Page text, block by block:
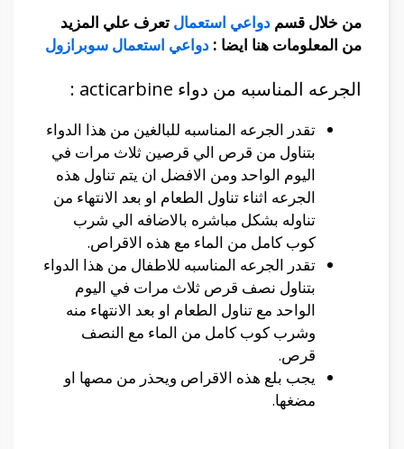
من خلال قسم دواعي استعمال تعرف علي المزيد
من المعلومات هنا ايضا : دواعي استعمال سوبرازول
الجرعه المناسبه من دواء acticarbine :
تقدر الجرعه المناسبه للبالغين من هذا الدواء
بتناول من قرص الي قرصين ثلاث مرات في
اليوم الواحد ومن الافضل ان يتم تناول هذه
الجرعه اثناء تناول الطعام او بعد الانتهاء من
تناوله بشكل مباشره بالاضافه الي شرب
كوب كامل من الماء مع هذه الاقراص.
تقدر الجرعه المناسبه للاطفال من هذا الدواء
بتناول نصف قرص ثلاث مرات في اليوم
الواحد مع تناول الطعام او بعد الانتهاء منه
وشرب كوب كامل من الماء مع النصف
قرص.
يجب بلع هذه الاقراص ويحذر من مصها او
مضغها.